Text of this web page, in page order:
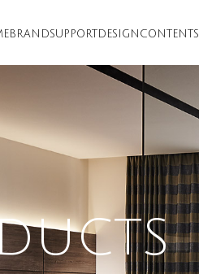
BRANDSUPPORT DESIGN CONTENTS